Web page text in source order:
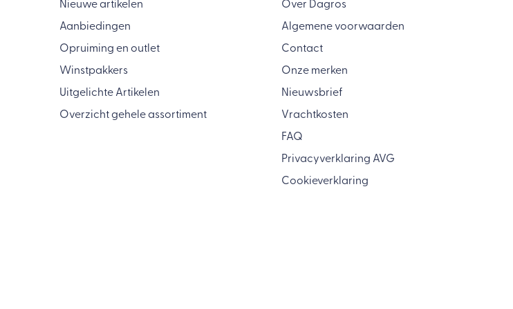
Nieuwe artikelen
Aanbiedingen
Opruiming en outlet
Winstpakkers
Uitgelichte Artikelen
Overzicht gehele assortiment
Over Dagros
Algemene voorwaarden
Contact
Onze merken
Nieuwsbrief
Vrachtkosten
FAQ
Privacyverklaring AVG
Cookieverklaring